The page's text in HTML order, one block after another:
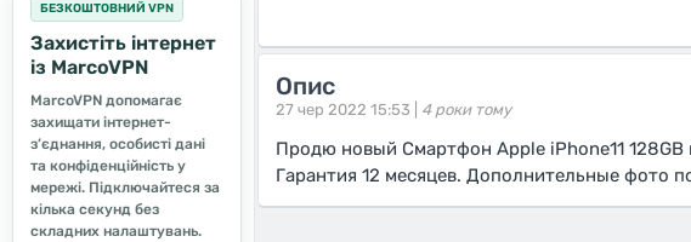
БЕЗКОШТОВНИЙ VPN
Захистіть інтернет
із MarcoVPN
MarcoVPN допомагає
захищати інтернет-
з’єднання, особисті дані
та конфіденційність у
мережі. Підключайтеся за
кілька секунд без
складних налаштувань.
Опис
27 чер 2022 15:53 | 4 роки тому
Продю новый Смартфон Apple iPhone11 128GB
Гарантия 12 месяцев. Дополнительные фото